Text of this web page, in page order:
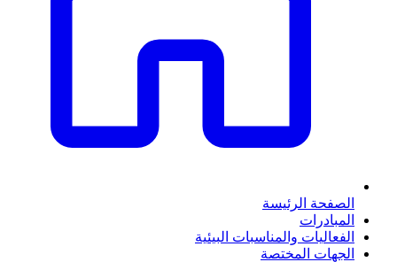
الصفحة الرئيسة
المبادرات
الفعاليات والمناسبات البيئية
الجهات المختصة